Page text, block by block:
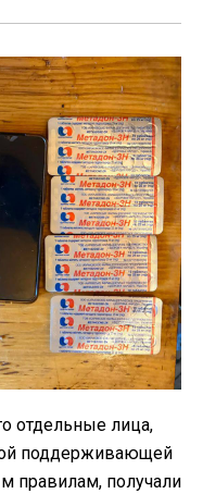
отдельные лица,
поддерживающей
правилам, получали